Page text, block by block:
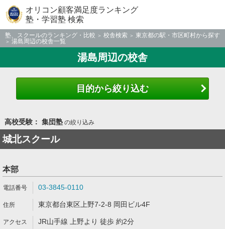
オリコン顧客満足度ランキング
塾・学習塾 検索
塾、スクールのランキング・比較 校舎検索
東京都の駅・市区町村から探す
湯島周辺の校舎一覧
湯島周辺の校舎
目的から絞り込む
高校受験： 集団塾の絞り込み
城北スクール
本部
03-3845-0110
東京都台東区上野7-2-8 岡田ビル4F
JR山手線 上野より 徒歩 約2分